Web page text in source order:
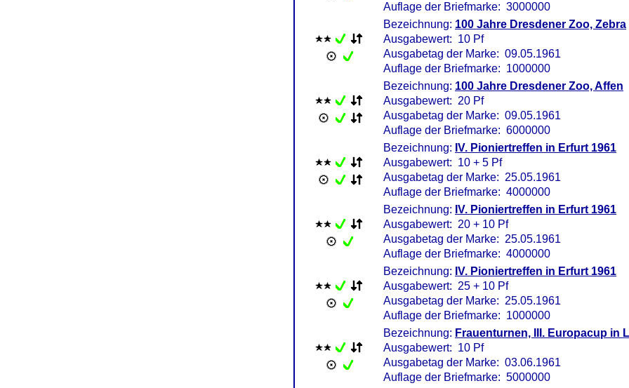
Auflage der Briefmarke: 3000000
Bezeichnung: 100 Jahre Dresdener Zoo, Zebra
Ausgabewert: 10 Pf
Ausgabetag der Marke: 09.05.1961
Auflage der Briefmarke: 1000000
Bezeichnung: 100 Jahre Dresdener Zoo, Affen
Ausgabewert: 20 Pf
Ausgabetag der Marke: 09.05.1961
Auflage der Briefmarke: 6000000
Bezeichnung: IV. Pioniertreffen in Erfurt 1961
Ausgabewert: 10 + 5 Pf
Ausgabetag der Marke: 25.05.1961
Auflage der Briefmarke: 4000000
Bezeichnung: IV. Pioniertreffen in Erfurt 1961
Ausgabewert: 20 + 10 Pf
Ausgabetag der Marke: 25.05.1961
Auflage der Briefmarke: 4000000
Bezeichnung: IV. Pioniertreffen in Erfurt 1961
Ausgabewert: 25 + 10 Pf
Ausgabetag der Marke: 25.05.1961
Auflage der Briefmarke: 1000000
Bezeichnung: Frauenturnen, III. Europacup in
Ausgabewert: 10 Pf
Ausgabetag der Marke: 03.06.1961
Auflage der Briefmarke: 5000000